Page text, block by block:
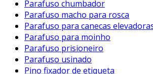
produto final. O processo típico inclui:
Escolha do Material: O primeiro
selecionar o tipo de aço ou liga que
melhor se adapta às necessidades
projeto.
Parafuso chumbador
Parafuso macho para rosca
Parafuso para canecas
Parafuso para moinho
Parafuso prisioneiro
Parafuso usinado
Pino fixador de etiqueta